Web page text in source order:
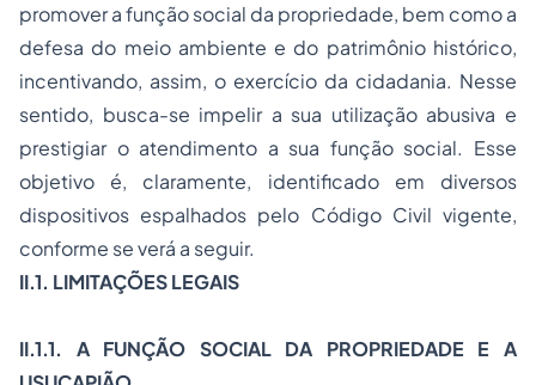
promover a função social da propriedade, bem como a
defesa do meio ambiente e do patrimônio histórico,
incentivando, assim, o exercício da cidadania. Nesse
sentido, busca-se impelir a sua utilização abusiva e
prestigiar o atendimento a sua função social. Esse
objetivo é, claramente, identificado em diversos
dispositivos espalhados pelo Código Civil vigente,
conforme se verá a seguir.
II.1. LIMITAÇÕES LEGAIS
II.1.1. A FUNÇÃO SOCIAL DA PROPRIEDADE E A